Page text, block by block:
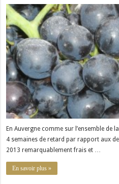
En Auvergne comme sur l’ensemble de
4 semaines de retard par rapport aux
2013 remarquablement frais et …
En savoir plus »